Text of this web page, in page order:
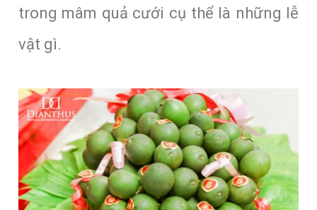
trong mâm quả cưới cụ thể là những lễ
vật gì.